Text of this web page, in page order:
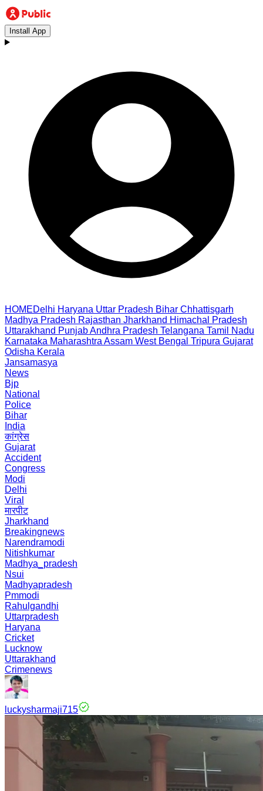
Install App
HOMEDelhi Haryana Uttar Pradesh Bihar Chhattisgarh
Madhya Pradesh Rajasthan Jharkhand Himachal Pradesh
Uttarakhand PunjabAndhra Pradesh Telangana Tamil Nadu
Karnataka Maharashtra Assam West Bengal Tripura Gujarat
Odisha Kerala
Jansamasya
News
Bjp
National
Police
Bihar
India
कांग्रेस
Gujarat
Accident
Congress
Modi
Delhi
Viral
मारपीट
Jharkhand
Breakingnews
Narendramodi
Nitishkumar
Madhya_pradesh
Nsui
Madhyapradesh
Pmmodi
Rahulgandhi
Uttarpradesh
Haryana
Cricket
Lucknow
Uttarakhand
Crimenews
luckysharmaji715